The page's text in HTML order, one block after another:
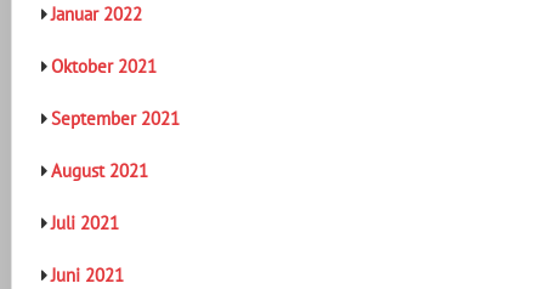
Januar 2022
Oktober 2021
September 2021
August 2021
Juli 2021
Juni 2021